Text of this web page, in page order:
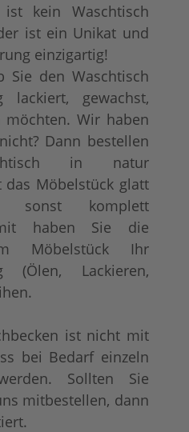
kein Waschtisch
ist ein Unikat und
einzigartig!
Sie den Waschtisch
gewachst,
Wir haben
Dann bestellen
in natur
das Möbelstück glatt
sonst komplett
haben Sie die
Möbelstück Ihr
(Ölen, Lackieren,
ist nicht mit
bei Bedarf einzeln
Sollten Sie
mitbestellen, dann